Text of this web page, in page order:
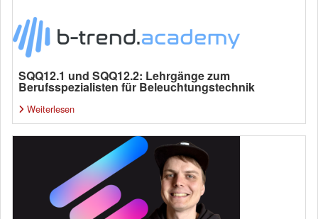
SQQ12.1 und SQQ12.2: Lehrgänge zum
Berufsspezialisten für Beleuchtungstechnik
Weiterlesen